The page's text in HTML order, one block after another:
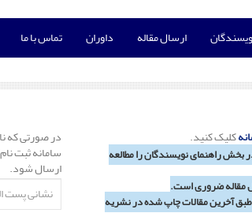
ارسال مقاله داوران تماس با ما
کلیک کنید.
بخش راهنمای نویسندگان را مطالعه
مقاله ضروری است.
طبق آخرین مقالات چاپ شده در نشریه
در صورتی که
سامانه ثبت
ارسال شود.